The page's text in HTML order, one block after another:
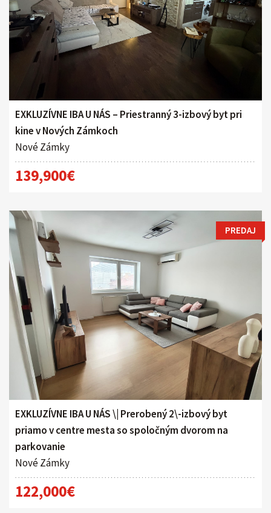
EXKLUZÍVNE IBA U NÁS – Priestranný 3-izbový byt pri
kine v Nových Zámkoch
Nové Zámky
139,900€
PREDAJ
EXKLUZÍVNE IBA U NÁS \| Prerobený 2\-izbový byt
priamo v centre mesta so spoločným dvorom na
parkovanie
Nové Zámky
122,000€